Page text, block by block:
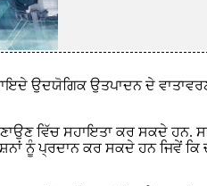
ਉਦਯੋਗਿਕ ਉਤਪਾਦਨ ਦੇ
ਵਿੱਚ ਸਹਾਇਤਾ ਕਰ ਸਕਦੇ
ਨੂੰ ਪ੍ਰਦਾਨ ਕਰ ਸਕਦੇ ਹਨ ਜਿਵੇਂ